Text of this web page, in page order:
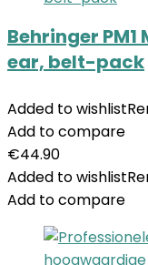
Behringer
ear, belt-pack
Added to wishlist
Add to compare
€44.90
Added to wishlist
Add to compare